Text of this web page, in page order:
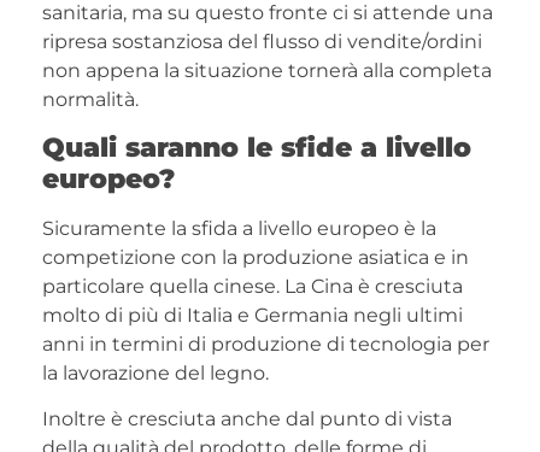
sanitaria, ma su questo fronte ci si attende una
ripresa sostanziosa del flusso di vendite/ordini
non appena la situazione tornerà alla completa
normalità.
Quali saranno le sfide a livello
europeo?
Sicuramente la sfida a livello europeo è la
competizione con la produzione asiatica e in
particolare quella cinese. La Cina è cresciuta
molto di più di Italia e Germania negli ultimi
anni in termini di produzione di tecnologia per
la lavorazione del legno.
Inoltre è cresciuta anche dal punto di vista